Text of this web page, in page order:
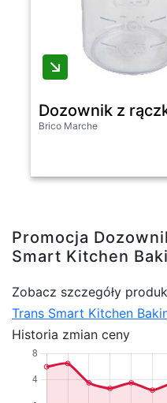
Dozownik z
Brico Marche
Promocja
Smart Kitchen
Zobacz szczegóły
Trans Smart Kitchen
Historia zmian ceny